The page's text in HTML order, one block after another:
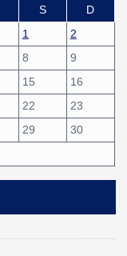
S
D
1
2
8
9
15
16
22
23
29
30